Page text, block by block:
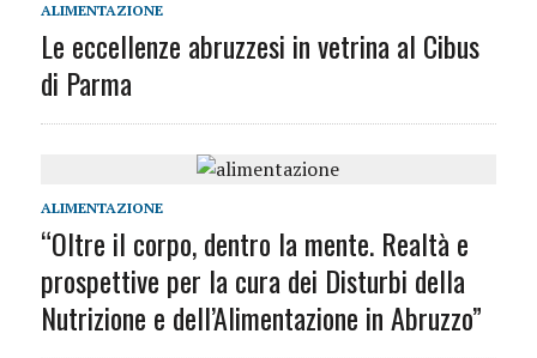
ALIMENTAZIONE
Le eccellenze abruzzesi in vetrina al Cibus
di Parma
ALIMENTAZIONE
“Oltre il corpo, dentro la mente. Realtà e
prospettive per la cura dei Disturbi della
Nutrizione e dell’Alimentazione in Abruzzo”